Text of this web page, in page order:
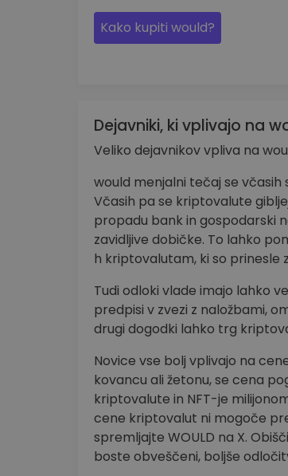
Kako kupiti would?
Dejavniki, ki vplivajo na
Veliko dejavnikov vpliva na
would menjalni tečaj se
Včasih pa se kriptovalute
propadu bank in gospodarski
zavidljive dobičke. To lahko
h kriptovalutam, ki so prinesle
Tudi odloki vlade imajo lahko
predpisi v zvezi z naložbami,
drugi dogodki lahko trg
Novice vse bolj vplivajo na
kovancu ali žetonu, se cena
kriptovalute in NFT-je
cene kriptovalut ni mogoče
spremljajte WOULD na X.
boste obveščeni, boljše